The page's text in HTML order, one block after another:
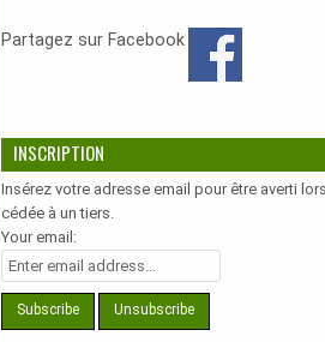
Partagez sur Facebook
INSCRIPTION
Insérez votre adresse email pour être averti
cédée à un tiers.
Your email: